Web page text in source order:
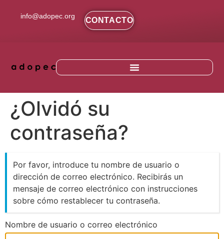
info@adopec.org CONTACTO
¿Olvidó su
contraseña?
Por favor, introduce tu nombre de usuario o
dirección de correo electrónico. Recibirás un
mensaje de correo electrónico con instrucciones
sobre cómo restablecer tu contraseña.
Nombre de usuario o correo electrónico